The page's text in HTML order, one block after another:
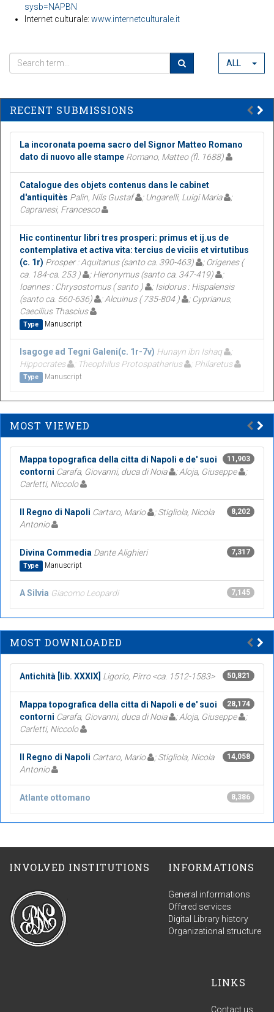
sysb=NAPBN
Internet culturale: www.internetculturale.it
ALL
RECENT SUBMISSIONS
La incoronata poema sacro del Signor Matteo Romano
dato di nuovo alle stampe Romano, Matteo (fl. 1688)
Catalogue des objets contenus dans le cabinet
d'antiquitès Palin, Nils Gustaf ; Ungarelli, Luigi Maria
;
Capranesi, Francesco
Hic continentur libri tres prosperi: primus et ij.us de
contemplativa et activa vita: tercius de viciis et virtutibus
(c. 1r) Prosper : Aquitanus (santo ca. 390-463)
; Origenes (
ca. 184-ca. 253 )
; Hieronymus (santo ca. 347-419)
;
Ioannes : Chrysostomus ( santo )
; Isidorus : Hispalensis
(santo ca. 560-636)
; Alcuinus ( 735-804 )
; Cyprianus,
Caecilius Thascius
Type Manuscript
Isagoge ad Tegni Galeni(c. 1r-7v) Hunayn ibn Ishaq
Hippocrates
; Theophilus Protospatharius ; Philaretus
Type Manuscript
MOST VIEWED
11,903
Mappa topografica della citta di Napoli e de' suoi
contorni Carafa, Giovanni, duca di Noia ; Aloja, Giuseppe
;
Carletti, Niccolo
8,202
Il Regno di Napoli Cartaro, Mario
; Stigliola, Nicola
Antonio
7,317
Divina Commedia Dante Alighieri
Type Manuscript
7,145
A Silvia Giacomo Leopardi
MOST DOWNLOADED
50,821
Antichità [lib. XXXIX] Ligorio, Pirro <ca. 1512-1583>
28,174
Mappa topografica della citta di Napoli e de' suoi
contorni Carafa, Giovanni, duca di Noia ; Aloja, Giuseppe
;
Carletti, Niccolo
14,058
Il Regno di Napoli Cartaro, Mario
; Stigliola, Nicola
Antonio
8,386
Atlante ottomano
INVOLVED INSTITUTIONS INFORMATIONS
General informations
Offered services
Digital Library history
Organizational structure
LINKS
Contact us